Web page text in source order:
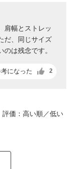
肩幅とストレッ
だ、同じサイズ
は残念です。
になった 2
評価： 高い順／低い